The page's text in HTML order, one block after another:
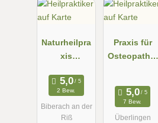
Naturheilpra
xis
Naturheilverf
ahren
Heilpraktiker
2 Bew.
Biberach an der
Riß
Praxis für
Osteopathie
7 Bew.
Überlingen